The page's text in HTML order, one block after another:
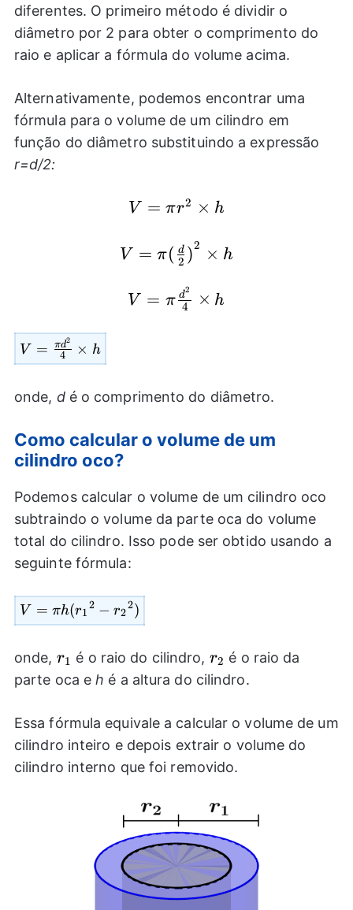
diferentes. O primeiro método é dividir o
diâmetro por 2 para obter o comprimento do
raio e aplicar a fórmula do volume acima.
Alternativamente, podemos encontrar uma
fórmula para o volume de um cilindro em
função do diâmetro substituindo a expressão
r=d/2:
V=\pi
h
V = πr2 × h
V=\pi
{{(\frac{d}
{2})}^2}\times
h
V = π( 2
d )2 × h
V=\pi
V = π 4
d2 × h
V=
\frac{\pi{{d}^2}}
V = 4
πd2 × h
onde, dé o comprimento do diâmetro.
Como calcular o volume de um
cilindro oco?
Podemos calcular o volume de um cilindro oco
subtraindo o volume da parte oca do volume
total do cilindro. Isso pode ser obtido usando a
seguinte fórmula:
V=\pi
h({{r_{1}}^2}-
V = πh(r1
2 − r2
2)
onde, r_{1}
r1 é o raio do cilindro, r_{2}
r2 é o raio da
parte oca eh é a altura do cilindro.
Essa fórmula equivale a calcular o volume de um
cilindro inteiro e depois extrair o volume do
cilindro interno que foi removido.